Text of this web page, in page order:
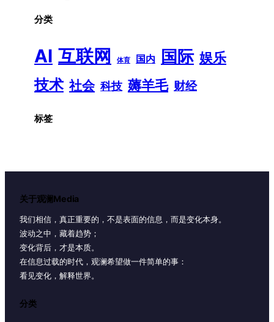
分类
AI 互联网 体育 国内 国际 娱乐
技术 社会 科技 薅羊毛 财经
标签
关于观澜Media
我们相信，真正重要的，不是表面的信息，而是变化本身。
波动之中，藏着趋势；
变化背后，才是本质。
在信息过载的时代，观澜希望做一件简单的事：
看见变化，解释世界。
分类